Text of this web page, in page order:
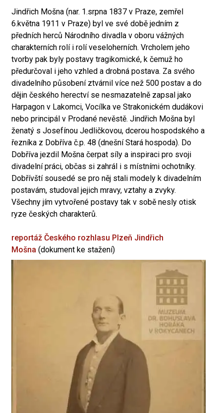
Jindřich Mošna (nar. 1.srpna 1837 v Praze, zemřel
6.května 1911 v Praze) byl ve své době jedním z
předních herců Národního divadla v oboru vážných
charakterních rolí i rolí veseloherních. Vrcholem jeho
tvorby pak byly postavy tragikomické, k čemuž ho
předurčoval i jeho vzhled a drobná postava. Za svého
divadelního působení ztvárnil více než 500 postav a do
dějin českého herectví se nesmazatelně zapsal jako
Harpagon v Lakomci, Vocílka ve Strakonickém dudákovi
nebo principál v Prodané nevěstě. Jindřich Mošna byl
ženatý s Josefínou Jedličkovou, dcerou hospodského a
řezníka z Dobříva č.p. 48 (dnešní Stará hospoda). Do
Dobříva jezdil Mošna čerpat síly a inspiraci pro svoji
divadelní práci, občas si zahrál i s místními ochotníky.
Dobřívští sousedé se pro něj stali modely k divadelním
postavám, studoval jejich mravy, vztahy a zvyky.
Všechny jím vytvořené postavy tak v sobě nesly otisk
ryze českých charakterů.
reportáž Českého rozhlasu Plzeň Jindřich
Mošna (dokument ke stažení)